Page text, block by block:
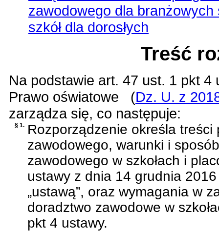
zawodowego dla branżowych
szkół dla dorosłych
Treść
Na podstawie art. 47 ust. 1 pkt 4
Prawo oświatowe
(Dz. U. z
zarządza się, co następuje:
§ 1. Rozporządzenie określa
zawodowego, warunki i
zawodowego w szkołach i
ustawy z dnia 14 grudnia
„ustawą”, oraz wymagania w
doradztwo zawodowe w
pkt 4 ustawy.